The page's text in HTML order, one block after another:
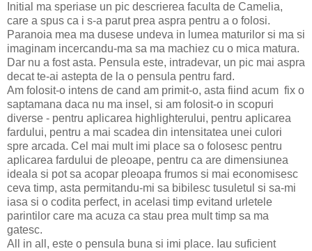
Initial ma speriase un pic descrierea faculta de Camelia,
care a spus ca i s-a parut prea aspra pentru a o folosi.
Paranoia mea ma dusese undeva in lumea maturilor si ma si
imaginam incercandu-ma sa ma machiez cu o mica matura.
Dar nu a fost asta. Pensula este, intradevar, un pic mai aspra
decat te-ai astepta de la o pensula pentru fard.
Am folosit-o intens de cand am primit-o, asta fiind acum fix o
saptamana daca nu ma insel, si am folosit-o in scopuri
diverse - pentru aplicarea highlighterului, pentru aplicarea
fardului, pentru a mai scadea din intensitatea unei culori
spre arcada. Cel mai mult imi place sa o folosesc pentru
aplicarea fardului de pleoape, pentru ca are dimensiunea
ideala si pot sa acopar pleoapa frumos si mai economisesc
ceva timp, asta permitandu-mi sa bibilesc tusuletul si sa-mi
iasa si o codita perfect, in acelasi timp evitand urletele
parintilor care ma acuza ca stau prea mult timp sa ma
gatesc.
All in all, este o pensula buna si imi place. Iau suficient